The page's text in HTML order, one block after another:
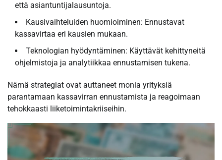
että asiantuntijalausuntoja.
Kausivaihteluiden huomioiminen: Ennustavat
kassavirtaa eri kausien mukaan.
Teknologian hyödyntäminen: Käyttävät kehittyneitä
ohjelmistoja ja analytiikkaa ennustamisen tukena.
Nämä strategiat ovat auttaneet monia yrityksiä
parantamaan kassavirran ennustamista ja reagoimaan
tehokkaasti liiketoimintakriiseihin.